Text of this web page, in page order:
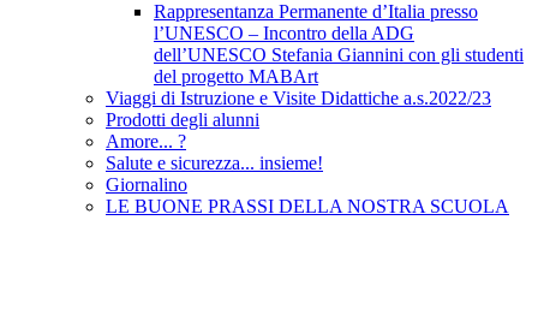
Rappresentanza Permanente d’Italia presso
l’UNESCO – Incontro della ADG
dell’UNESCO Stefania Giannini con gli studenti
del progetto MABArt
Viaggi di Istruzione e Visite Didattiche a.s.2022/23
Prodotti degli alunni
Amore... ?
Salute e sicurezza... insieme!
Giornalino
LE BUONE PRASSI DELLA NOSTRA SCUOLA